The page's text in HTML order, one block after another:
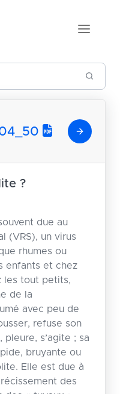
?
due au
(VRS), un virus
rhumes ou
enfants et chez
les tout petits,
de la
avec peu de
refuse son
s’agite ; sa
bruyante ou
Elle est due à
des